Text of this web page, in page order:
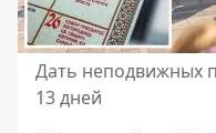
Дать неподвижных
13 дней